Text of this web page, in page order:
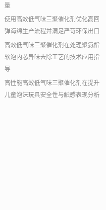
量
使用高效低气味三聚催化剂优化高回
弹海绵生产流程并满足严苛环保出口
高效低气味三聚催化剂在处理聚氨酯
软泡内芯异味去除工艺的技术应用指
导
高性能高效低气味三聚催化剂在提升
儿童泡沫玩具安全性与触感表现分析